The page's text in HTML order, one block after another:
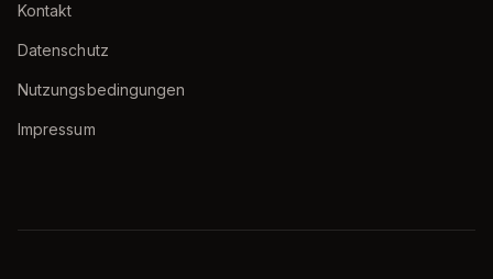
Kontakt
Datenschutz
Nutzungsbedingungen
Impressum